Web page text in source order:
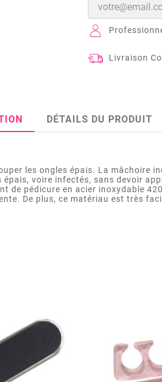
Livraison
DÉTAILS DU PRODUIT
les ongles épais. La mâchoire
voire infectés, sans devoir
de pédicure en acier inoxydable
De plus, ce matériau est très